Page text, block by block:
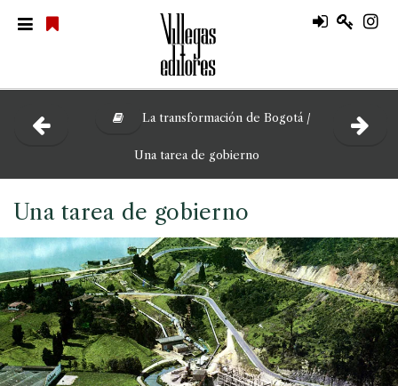
La transformación de Bogotá /
Una tarea de gobierno
Una tarea de gobierno